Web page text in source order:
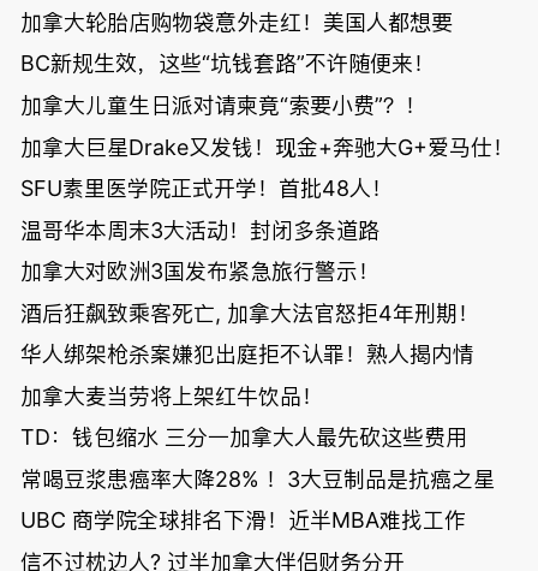
加拿大轮胎店购物袋意外走红！美国人都想要
BC新规生效，这些“坑钱套路”不许随便来！
加拿大儿童生日派对请柬竟“索要小费”？！
加拿大巨星Drake又发钱！现金+奔驰大G+爱马仕！
SFU素里医学院正式开学！首批48人！
温哥华本周末3大活动！封闭多条道路
加拿大对欧洲3国发布紧急旅行警示！
酒后狂飙致乘客死亡, 加拿大法官怒拒4年刑期！
华人绑架枪杀案嫌犯出庭拒不认罪！熟人揭内情
加拿大麦当劳将上架红牛饮品！
TD：钱包缩水 三分一加拿大人最先砍这些费用
常喝豆浆患癌率大降28% ！3大豆制品是抗癌之星
UBC 商学院全球排名下滑！近半MBA难找工作
信不过枕边人? 过半加拿大伴侣财务分开